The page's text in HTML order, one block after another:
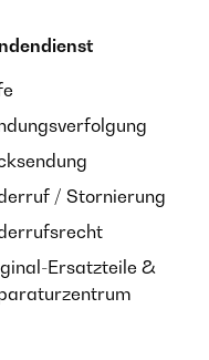
/ Stornierung
Ersatzteile &